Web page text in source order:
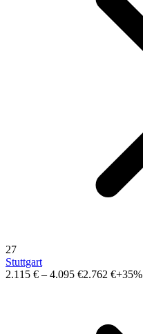
27
Stuttgart
2.115 € – 4.095 €2.762 €+35%